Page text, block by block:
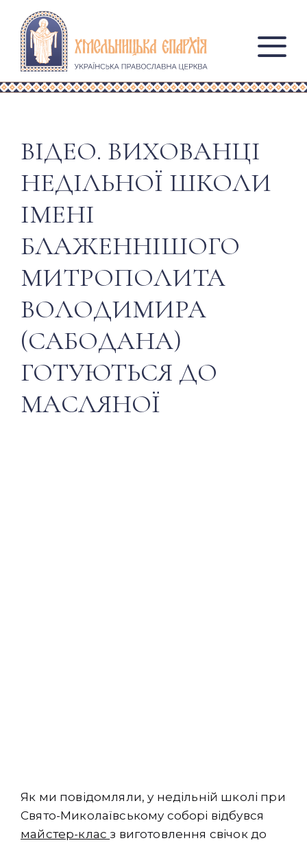
ВІДЕО. ВИХОВАНЦІ
НЕДІЛЬНОЇ ШКОЛИ
ІМЕНІ
БЛАЖЕННІШОГО
МИТРОПОЛИТА
ВОЛОДИМИРА
(САБОДАНА)
ГОТУЮТЬСЯ ДО
МАСЛЯНОЇ
Як ми повідомляли, у недільній школі при
Свято-Миколаївському соборі відбувся
майстер-клас з виготовлення свічок до